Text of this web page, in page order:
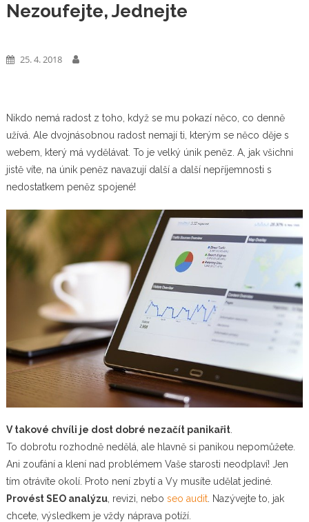
Nezoufejte, Jednejte
25. 4. 2018
Nikdo nemá radost z toho, když se mu pokazí něco, co denně
užívá. Ale dvojnásobnou radost nemají ti, kterým se něco děje s
webem, který má vydělávat. To je velký únik peněz. A, jak všichni
jistě víte, na únik peněz navazují další a další nepříjemnosti s
nedostatkem peněz spojené!
V takové chvíli je dost dobré nezačít panikařit.
To dobrotu rozhodně nedělá, ale hlavně si panikou nepomůžete.
Ani zoufání a klení nad problémem Vaše starosti neodplaví! Jen
tím otrávíte okolí. Proto není zbytí a Vy musíte udělat jediné.
Provést SEO analýzu, revizi, nebo seo audit. Nazývejte to, jak
chcete, výsledkem je vždy náprava potíží.